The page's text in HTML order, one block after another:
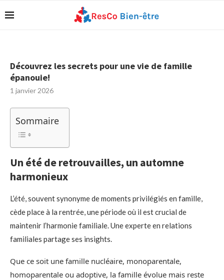
Découvrez les secrets pour une vie de famille
épanouie!
1 janvier 2026
Sommaire
Un été de retrouvailles, un automne
harmonieux
L’été, souvent synonyme de moments privilégiés en famille,
cède place à la rentrée, une période où il est crucial de
maintenir l’harmonie familiale. Une experte en relations
familiales partage ses insights.
Que ce soit une famille nucléaire, monoparentale,
homoparentale ou adoptive, la famille évolue mais reste